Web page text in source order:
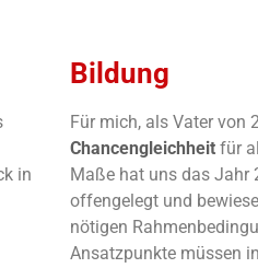
in
Bildung
Für mich, als Vater von
Chancengleichheit für
Maße hat uns das Jahr
offengelegt und
nötigen
Ansatzpunkte müssen